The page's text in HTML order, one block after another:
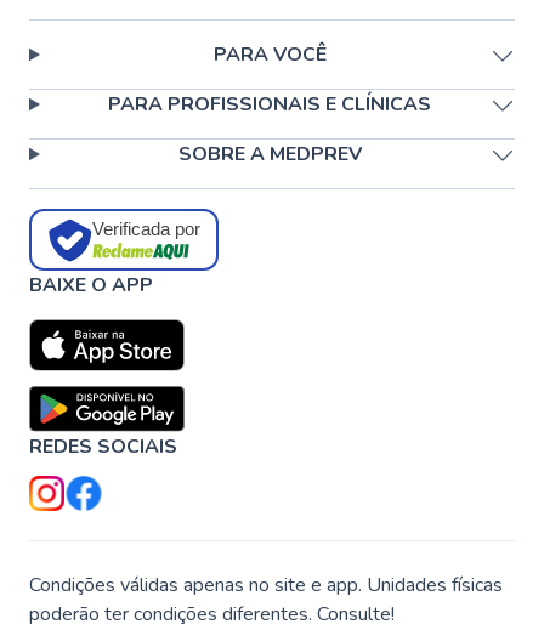
PARA VOCÊ
PARA PROFISSIONAIS E CLÍNICAS
SOBRE A MEDPREV
Verificada por
BAIXE O APP
REDES SOCIAIS
Condições válidas apenas no site e app. Unidades físicas
poderão ter condições diferentes. Consulte!